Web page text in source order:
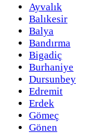
Ayvalık
Balıkesir
Balya
Bandırma
Bigadiç
Burhaniye
Dursunbey
Edremit
Erdek
Gömeç
Gönen